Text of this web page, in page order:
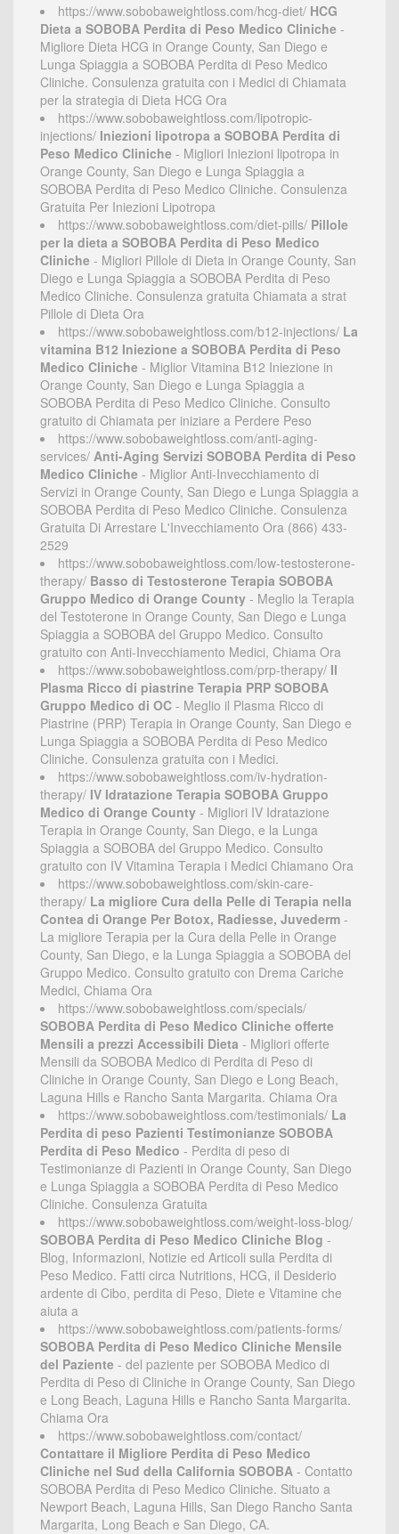
https://www.sobobaweightloss.com/hcg-diet/ HCG
Dieta a SOBOBA Perdita di Peso Medico Cliniche -
Migliore Dieta HCG in Orange County, San Diego e
Lunga Spiaggia a SOBOBA Perdita di Peso Medico
Cliniche. Consulenza gratuita con i Medici di Chiamata
per la strategia di Dieta HCG Ora
https://www.sobobaweightloss.com/lipotropic-
injections/ Iniezioni lipotropa a SOBOBA Perdita di
Peso Medico Cliniche - Migliori Iniezioni lipotropa in
Orange County, San Diego e Lunga Spiaggia a
SOBOBA Perdita di Peso Medico Cliniche. Consulenza
Gratuita Per Iniezioni Lipotropa
https://www.sobobaweightloss.com/diet-pills/ Pillole
per la dieta a SOBOBA Perdita di Peso Medico
Cliniche - Migliori Pillole di Dieta in Orange County, San
Diego e Lunga Spiaggia a SOBOBA Perdita di Peso
Medico Cliniche. Consulenza gratuita Chiamata a strat
Pillole di Dieta Ora
https://www.sobobaweightloss.com/b12-injections/ La
vitamina B12 Iniezione a SOBOBA Perdita di Peso
Medico Cliniche - Miglior Vitamina B12 Iniezione in
Orange County, San Diego e Lunga Spiaggia a
SOBOBA Perdita di Peso Medico Cliniche. Consulto
gratuito di Chiamata per iniziare a Perdere Peso
https://www.sobobaweightloss.com/anti-aging-
services/ Anti-Aging Servizi SOBOBA Perdita di Peso
Medico Cliniche - Miglior Anti-Invecchiamento di
Servizi in Orange County, San Diego e Lunga Spiaggia a
SOBOBA Perdita di Peso Medico Cliniche. Consulenza
Gratuita Di Arrestare L'Invecchiamento Ora (866) 433-
2529
https://www.sobobaweightloss.com/low-testosterone-
therapy/ Basso di Testosterone Terapia SOBOBA
Gruppo Medico di Orange County - Meglio la Terapia
del Testoterone in Orange County, San Diego e Lunga
Spiaggia a SOBOBA del Gruppo Medico. Consulto
gratuito con Anti-Invecchiamento Medici, Chiama Ora
https://www.sobobaweightloss.com/prp-therapy/ Il
Plasma Ricco di piastrine Terapia PRP SOBOBA
Gruppo Medico di OC - Meglio il Plasma Ricco di
Piastrine (PRP) Terapia in Orange County, San Diego e
Lunga Spiaggia a SOBOBA Perdita di Peso Medico
Cliniche. Consulenza gratuita con i Medici.
https://www.sobobaweightloss.com/iv-hydration-
therapy/ IV Idratazione Terapia SOBOBA Gruppo
Medico di Orange County - Migliori IV Idratazione
Terapia in Orange County, San Diego, e la Lunga
Spiaggia a SOBOBA del Gruppo Medico. Consulto
gratuito con IV Vitamina Terapia i Medici Chiamano Ora
https://www.sobobaweightloss.com/skin-care-
therapy/ La migliore Cura della Pelle di Terapia nella
Contea di Orange Per Botox, Radiesse, Juvederm -
La migliore Terapia per la Cura della Pelle in Orange
County, San Diego, e la Lunga Spiaggia a SOBOBA del
Gruppo Medico. Consulto gratuito con Drema Cariche
Medici, Chiama Ora
https://www.sobobaweightloss.com/specials/
SOBOBA Perdita di Peso Medico Cliniche offerte
Mensili a prezzi Accessibili Dieta - Migliori offerte
Mensili da SOBOBA Medico di Perdita di Peso di
Cliniche in Orange County, San Diego e Long Beach,
Laguna Hills e Rancho Santa Margarita. Chiama Ora
https://www.sobobaweightloss.com/testimonials/ La
Perdita di peso Pazienti Testimonianze SOBOBA
Perdita di Peso Medico - Perdita di peso di
Testimonianze di Pazienti in Orange County, San Diego
e Lunga Spiaggia a SOBOBA Perdita di Peso Medico
Cliniche. Consulenza Gratuita
https://www.sobobaweightloss.com/weight-loss-blog/
SOBOBA Perdita di Peso Medico Cliniche Blog -
Blog, Informazioni, Notizie ed Articoli sulla Perdita di
Peso Medico. Fatti circa Nutritions, HCG, il Desiderio
ardente di Cibo, perdita di Peso, Diete e Vitamine che
aiuta a
https://www.sobobaweightloss.com/patients-forms/
SOBOBA Perdita di Peso Medico Cliniche Mensile
del Paziente - del paziente per SOBOBA Medico di
Perdita di Peso di Cliniche in Orange County, San Diego
e Long Beach, Laguna Hills e Rancho Santa Margarita.
Chiama Ora
https://www.sobobaweightloss.com/contact/
Contattare il Migliore Perdita di Peso Medico
Cliniche nel Sud della California SOBOBA - Contatto
SOBOBA Perdita di Peso Medico Cliniche. Situato a
Newport Beach, Laguna Hills, San Diego Rancho Santa
Margarita, Long Beach e San Diego, CA.